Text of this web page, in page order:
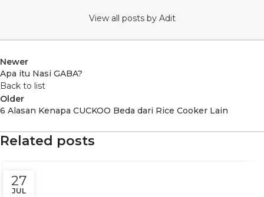
View all posts by Adit
Newer
Apa itu Nasi GABA?
Back to list
Older
6 Alasan Kenapa CUCKOO Beda dari Rice Cooker Lain
Related posts
27
JUL
TIPS